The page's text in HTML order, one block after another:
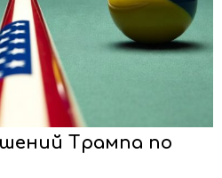
Трампа по